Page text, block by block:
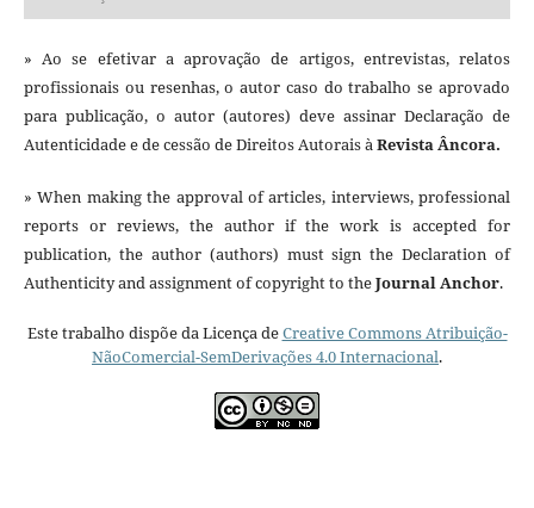
» Ao se efetivar a aprovação de artigos, entrevistas, relatos
profissionais ou resenhas, o autor caso do trabalho se aprovado
para publicação, o autor (autores) deve assinar Declaração de
Autenticidade e de cessão de Direitos Autorais à Revista Âncora.
» When making the approval of articles, interviews, professional
reports or reviews, the author if the work is accepted for
publication, the author (authors) must sign the Declaration of
Authenticity and assignment of copyright to theJournal Anchor.
Este trabalho dispõe da Licença deCreative Commons Atribuição-
NãoComercial-SemDerivações 4.0 Internacional.